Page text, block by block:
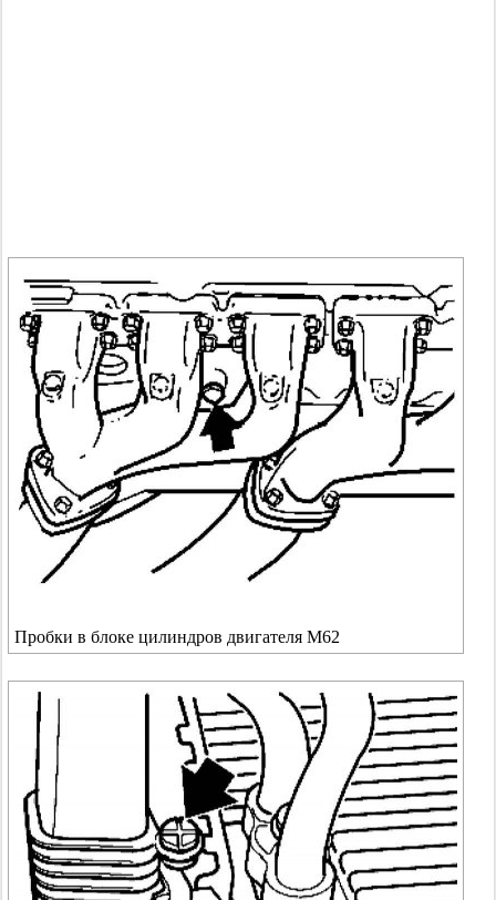
Пробки в блоке цилиндров двигателя M62